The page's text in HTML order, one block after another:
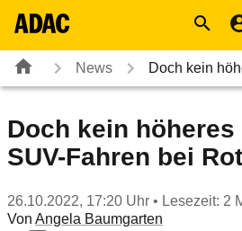
News Doch kein
Doch kein
SUV-Fahren bei
26.10.2022, 17:20 Uhr • Lesezeit: 2
Von Angela Baumgarten